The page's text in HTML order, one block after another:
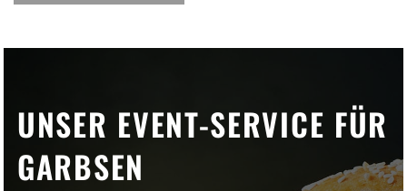
UNSER EVENT-SERVICE FÜR
GARBSEN